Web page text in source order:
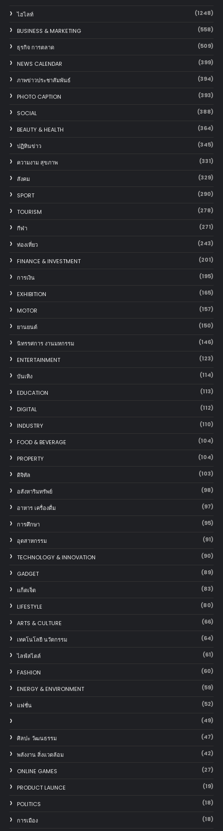
ไฮไลท์ (1248)
BUSINESS & MARKETING (558)
ธุรกิจ การตลาด (509)
NEWS CALENDAR (399)
ภาพข่าวประชาสัมพันธ์ (394)
PHOTO CAPTION (393)
SOCIAL (388)
BEAUTY & HEALTH (364)
ปฏิทินข่าว (345)
ความงาม สุขภาพ (331)
สังคม (329)
SPORT (290)
TOURISM (278)
กีฬา (271)
ท่องเที่ยว (243)
FINANCE & INVESTMENT (201)
การเงิน (195)
EXHIBITION (165)
MOTOR (157)
‎ยานยนต์‎ (150)
นิทรรศการ งานมหกรรม (146)
ENTERTAINMENT (123)
บันเทิง (114)
EDUCATION (113)
DIGITAL (112)
INDUSTRY (110)
FOOD & BEVERAGE (104)
PROPERTY (104)
ดิจิทัล (103)
อสังหาริมทรัพย์ (98)
อาหาร เครื่องดื่ม (97)
การศึกษา (95)
อุตสาหกรรม (91)
TECHNOLOGY & INNOVATION (90)
GADGET (89)
แก็ตเจ็ต (83)
LIFESTYLE (80)
ARTS & CULTURE (66)
เทคโนโลยี นวัตกรรม (64)
ไลฟ์สไตล์ (61)
FASHION (60)
ENERGY & ENVIRONMENT (59)
แฟชั่น (52)
(49)
ศิลปะ วัฒนธรรม (47)
พลังงาน สิ่งแวดล้อม (42)
ONLINE GAMES (27)
PRODUCT LAUNCE (19)
POLITICS (18)
การเมือง (18)